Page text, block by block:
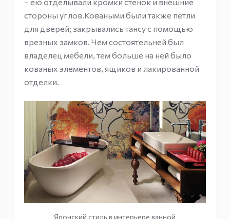
стороны углов.Коваными были также петли
для дверей; закрывались тансу с помощью
врезных замков. Чем состоятельней был
владелец мебели, тем больше на ней было
кованых элементов, ящиков и лакированной
отделки.
Японский стиль в интерьере ванной